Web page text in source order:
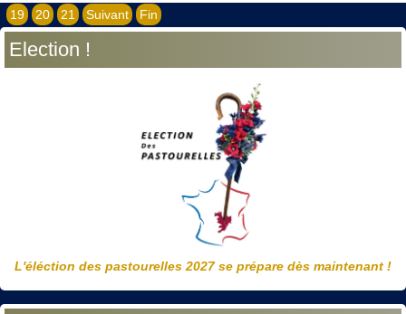
19
20 21 Suivant Fin
Election !
L'éléction des pastourelles 2027 se prépare dès maintenant !